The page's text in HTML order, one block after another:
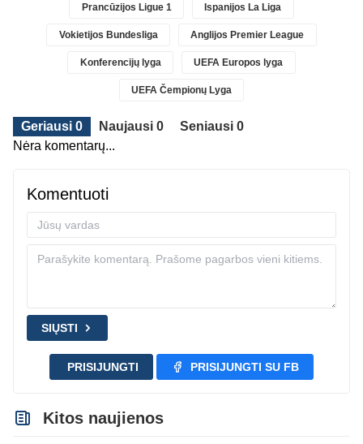
Prancūzijos Ligue 1 Ispanijos La Liga
Vokietijos Bundesliga Anglijos Premier League
Konferencijų lyga UEFA Europos lyga
UEFA Čempionų Lyga
Geriausi 0 Naujausi 0
Seniausi 0
Nėra komentarų...
Komentuoti
SIŲSTI
PRISIJUNGTI PRISIJUNGTI SU FB
Kitos naujienos